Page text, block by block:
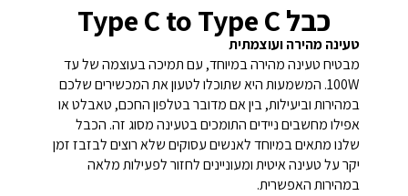
כבל Type C to Type C
טעינה מהירה ועוצמתית
מבטיח טעינה מהירה במיוחד, עם תמיכה בעוצמה של עד
100W. המשמעות היא שתוכלו לטעון את המכשירים שלכם
במהירות וביעילות, בין אם מדובר בטלפון החכם, טאבלט או
אפילו מחשבים ניידים התומכים בטעינה מסוג זה. הכבל
שלנו מתאים במיוחד לאנשים עסוקים שלא רוצים לבזבז זמן
יקר על טעינה איטית ומעוניינים לחזור לפעילות מלאה
במהירות האפשרית.